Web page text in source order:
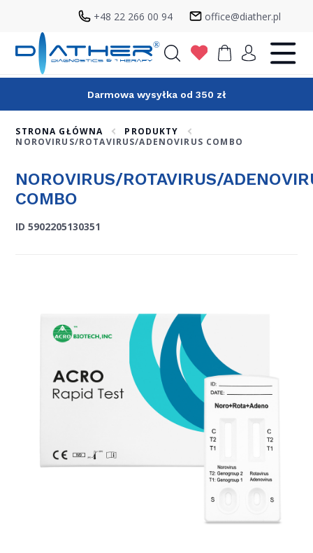
+48 22 266 00 94 office@diather.pl
Darmowa wysyłka od 350 zł
STRONA GŁÓWNA
PRODUKTY
NOROVIRUS/ROTAVIRUS/ADENOVIRUS COMBO
NOROVIRUS/ROTAVIRUS/
COMBO
ID 5902205130351